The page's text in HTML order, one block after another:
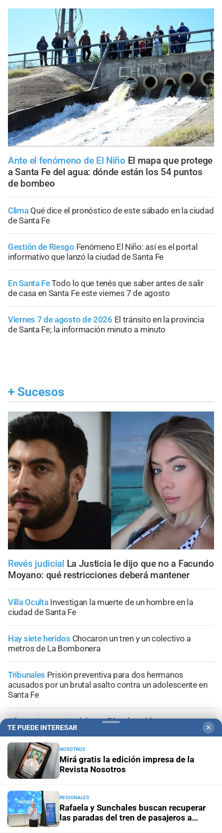
Ante el fenómeno de El Niño El mapa que protege
a Santa Fe del agua: dónde están los 54 puntos
de bombeo
Clima Qué dice el pronóstico de este sábado en la ciudad
de Santa Fe
Gestión de Riesgo Fenómeno El Niño: así es el portal
informativo que lanzó la ciudad de Santa Fe
En Santa FeTodo lo que tenés que saber antes de salir
de casa en Santa Fe este viernes 7 de agosto
Viernes 7 de agosto de 2026 El tránsito en la provincia
de Santa Fe; la información minuto a minuto
+ Sucesos
Revés judicial La Justicia le dijo que no a Facundo
Moyano: qué restricciones deberá mantener
Villa Oculta Investigan la muerte de un hombre en la
ciudad de Santa Fe
Hay siete heridos Chocaron un tren y un colectivo a
metros de La Bombonera
Tribunales Prisión preventiva para dos hermanos
acusados por un brutal asalto contra un adolescente en
Santa Fe
Allanamientos simultáneosDiez detenidos por un
megaoperativo contra el microtráfico en San Justo
+Información General
TE PUEDE INTERESAR ✕
NOSOTROS
Mirá gratis la edición impresa de la
Revista Nosotros
REGIONALES
Rafaela y Sunchales buscan recuperar
las paradas del tren de pasajeros a